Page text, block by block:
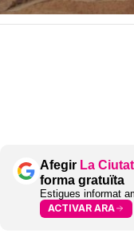
Afegir La Ciutat
forma gratuïta
Estigues informat
ACTIVAR ARA